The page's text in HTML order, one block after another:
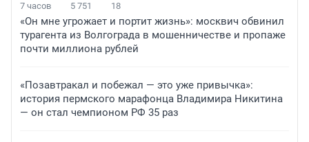
7 часов 5 751 18
«Он мне угрожает и портит жизнь»: москвич обвинил
турагента из Волгограда в мошенничестве и пропаже
почти миллиона рублей
«Позавтракал и побежал — это уже привычка»:
история пермского марафонца Владимира Никитина
— он стал чемпионом РФ 35 раз